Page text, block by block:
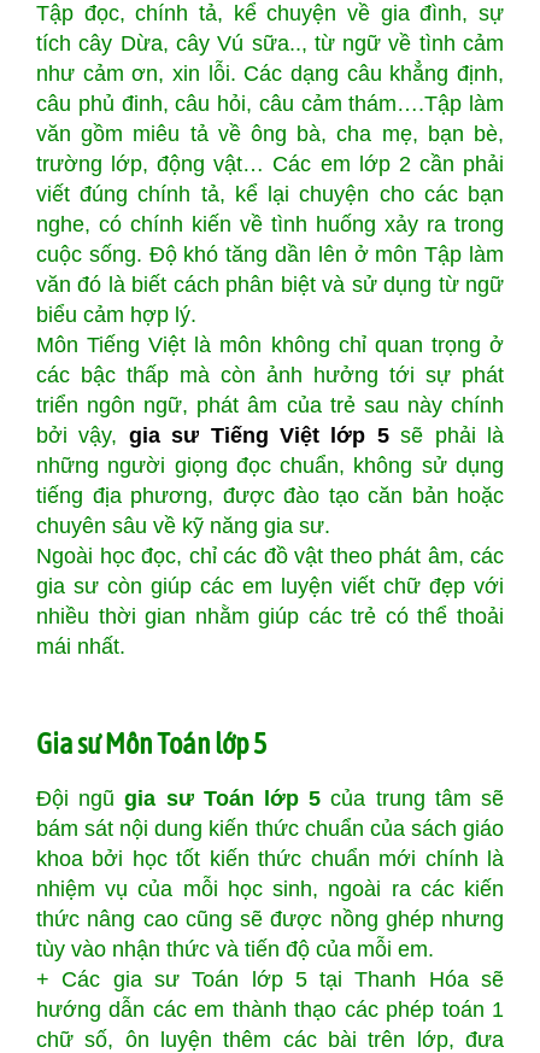
Tập đọc, chính tả, kể chuyện về gia đình, sự
tích cây Dừa, cây Vú sữa.., từ ngữ về tình cảm
như cảm ơn, xin lỗi. Các dạng câu khẳng định,
câu phủ đinh, câu hỏi, câu cảm thám….Tập làm
văn gồm miêu tả về ông bà, cha mẹ, bạn bè,
trường lớp, động vật… Các em lớp 2 cần phải
viết đúng chính tả, kể lại chuyện cho các bạn
nghe, có chính kiến về tình huống xảy ra trong
cuộc sống. Độ khó tăng dần lên ở môn Tập làm
văn đó là biết cách phân biệt và sử dụng từ ngữ
biểu cảm hợp lý.
Môn Tiếng Việt là môn không chỉ quan trọng ở
các bậc thấp mà còn ảnh hưởng tới sự phát
triển ngôn ngữ, phát âm của trẻ sau này chính
bởi vậy, gia sư Tiếng Việt lớp 5 sẽ phải là
những người giọng đọc chuẩn, không sử dụng
tiếng địa phương, được đào tạo căn bản hoặc
chuyên sâu về kỹ năng gia sư.
Ngoài học đọc, chỉ các đồ vật theo phát âm, các
gia sư còn giúp các em luyện viết chữ đẹp với
nhiều thời gian nhằm giúp các trẻ có thể thoải
mái nhất.
Gia sư Môn Toán lớp 5
Đội ngũgia sư Toán lớp 5 của trung tâm sẽ
bám sát nội dung kiến thức chuẩn của sách giáo
khoa bởi học tốt kiến thức chuẩn mới chính là
nhiệm vụ của mỗi học sinh, ngoài ra các kiến
thức nâng cao cũng sẽ được nồng ghép nhưng
tùy vào nhận thức và tiến độ của mỗi em.
+ Các gia sư Toán lớp 5 tại Thanh Hóa sẽ
hướng dẫn các em thành thạo các phép toán 1
chữ số, ôn luyện thêm các bài trên lớp, đưa